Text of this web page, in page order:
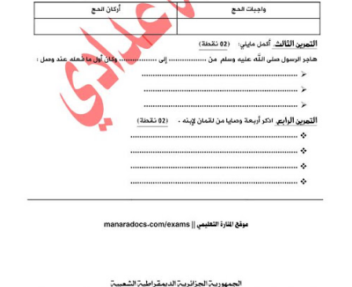
المسابقات المهنية
البحوث الجاهزة
بحوث اللغة العربية
بحوث الرياضيات
بحوث التاريخ و الجغرافيا
بحوث الفيزياء و الكيمياء